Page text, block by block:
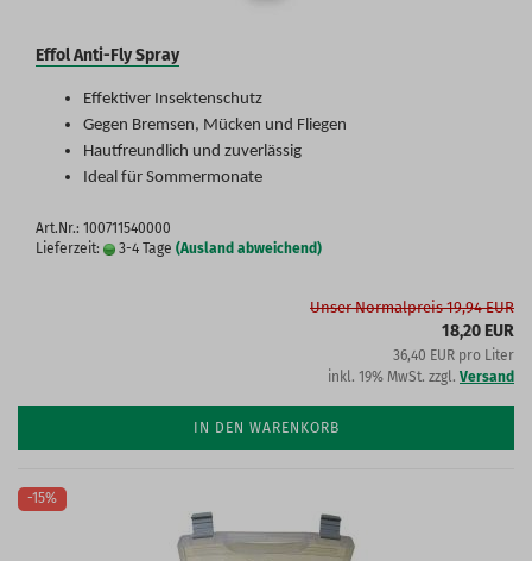
Effol Anti-Fly Spray
Effektiver Insektenschutz
Gegen Bremsen, Mücken und Fliegen
Hautfreundlich und zuverlässig
Ideal für Sommermonate
Art.Nr.: 100711540000
Lieferzeit:
3-4 Tage (Ausland abweichend)
Unser Normalpreis 19,94 EUR
18,20 EUR
36,40 EUR pro Liter
inkl. 19% MwSt. zzgl. Versand
IN DEN WARENKORB
-15%